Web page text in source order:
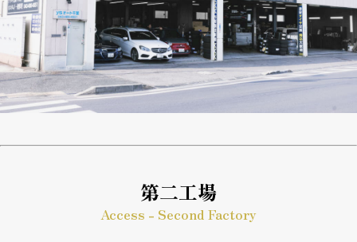
第二工場
Access - Second Factory